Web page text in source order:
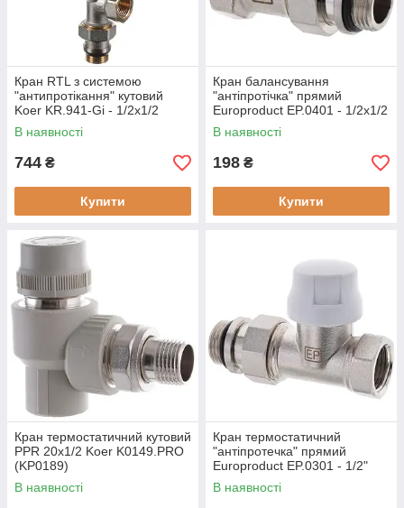
Кран RTL з системою
"антипротікання" кутовий
Koer KR.941-Gi - 1/2x1/2
(KR3065)
В наявності
744 ₴
Купити
Кран балансування
"антіпротічка" прямий
Europroduct EP.0401 - 1/2x1/2
(EP6015)
В наявності
198 ₴
Купити
Кран термостатичний кутовий
PPR 20x1/2 Koer K0149.PRO
(KP0189)
В наявності
Кран термостатичний
"антіпротечка" прямий
Europroduct EP.0301 - 1/2"
(EP6013)
В наявності